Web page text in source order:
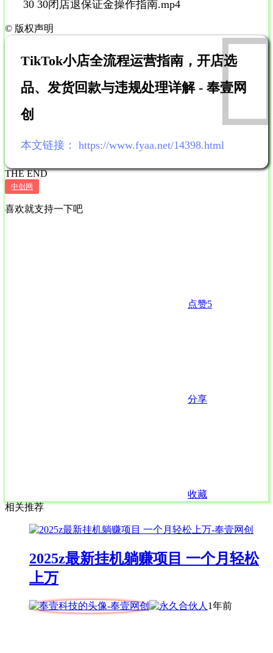
30 30闭店退保证金操作指南.mp4
© 版权声明
TikTok小店全流程运营指南，开店选
品、发货回款与违规处理详解 - 奉壹网
创
本文链接： https://www.fyaa.net/14398.html
THE END
中创网
喜欢就支持一下吧
点赞5
分享
收藏
相关推荐
2025z最新挂机躺赚项目 一个月轻松
上万
1年前